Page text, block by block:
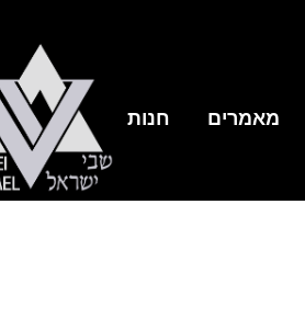
מאמרים חנות